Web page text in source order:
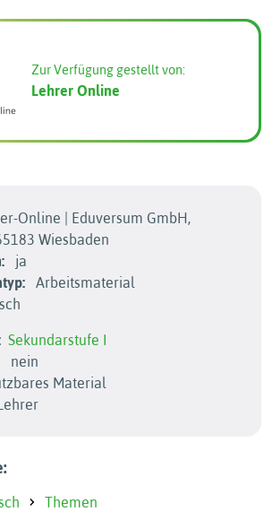
Zur Verfügung gestellt von:
Lehrer Online
Online | Eduversum GmbH,
Wiesbaden
ja
Arbeitsmaterial
Sekundarstufe I
nein
Material
Themen